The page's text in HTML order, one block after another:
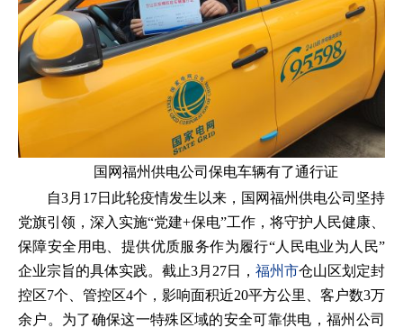
国网福州供电公司保电车辆有了通行证
自3月17日此轮疫情发生以来，国网福州供电公司坚持
党旗引领，深入实施“党建+保电”工作，将守护人民健康、
保障安全用电、提供优质服务作为履行“人民电业为人民”
企业宗旨的具体实践。截止3月27日， 福州市仓山区划定封
控区7个、管控区4个，影响面积近20平方公里、客户数3万
余户。为了确保这一特殊区域的安全可靠供电，福州公司